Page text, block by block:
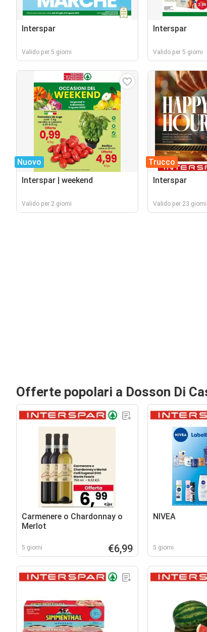
Interspar
Valido per 5 giorni
Interspar
Valido per 5 giorni
Nuovo
Interspar | weekend
Valido per 2 giorni
Trucco
Interspar
Valido per 23 giorni
Offerte popolari a Dosson Di
Carmenere o Chardonnay o
Merlot
5 giorni €6,99
NIVEA
5 giorni